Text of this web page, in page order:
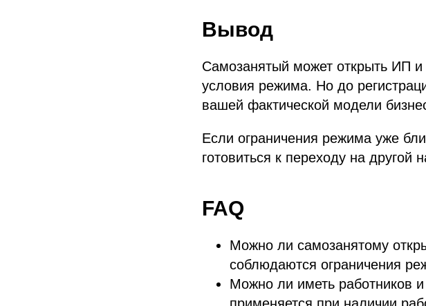
Вывод
Самозанятый может открыть ИП
условия режима. Но до
вашей фактической модели
Если ограничения режима уже
готовиться к переходу на другой
FAQ
Можно ли самозанятому
соблюдаются ограничения
Можно ли иметь работников